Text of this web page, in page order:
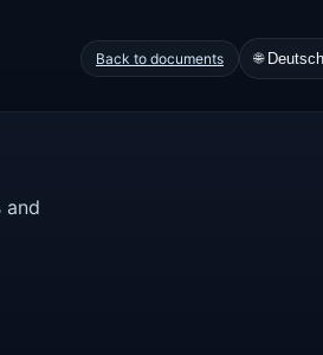
Back to documents 🌐
and